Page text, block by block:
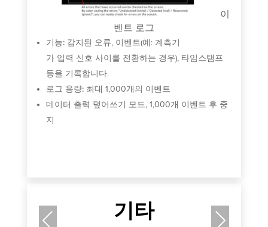
이
벤트 로그
기능:감지된 오류, 이벤트(예: 계측기
가 입력 신호 사이를 전환하는 경우), 타임스탬프
등을 기록합니다.
로그 용량:최대 1,000개의 이벤트
데이터 출력 덮어쓰기 모드, 1,000개 이벤트 후 중
지
Previous Next
기타